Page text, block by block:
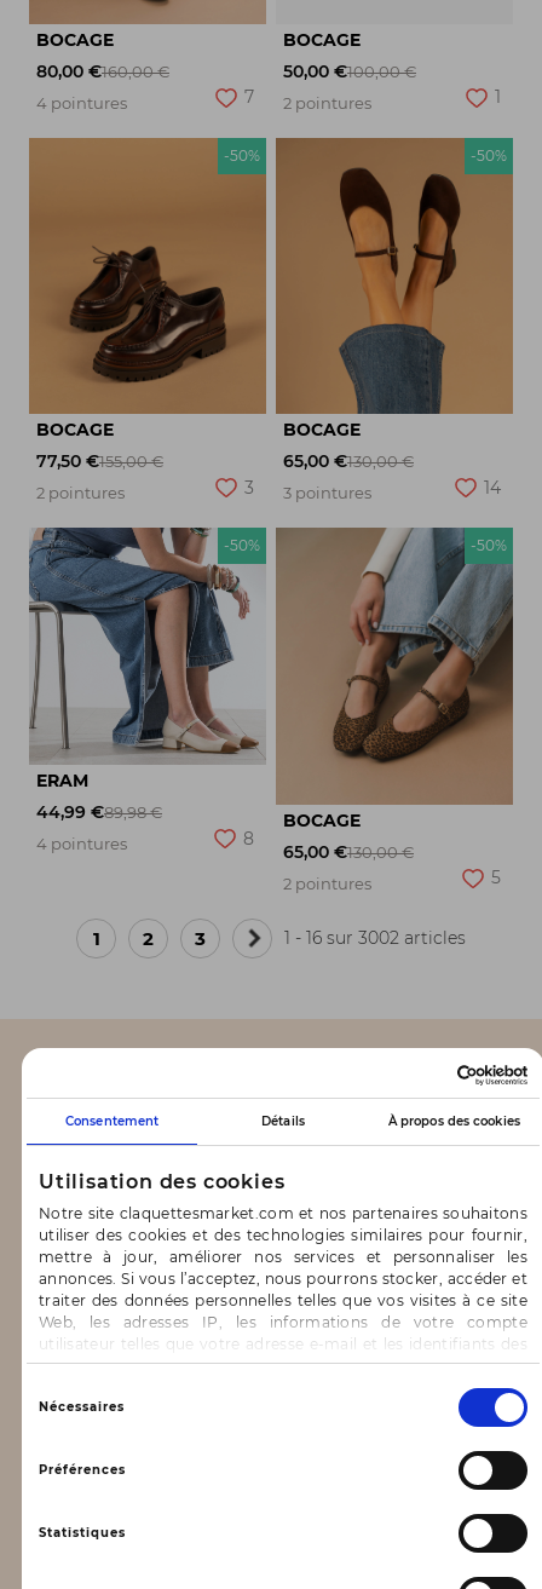
Consentement Détails À propos des cookies
Utilisation des cookies
Notre site claquettesmarket.com et nos partenaires souhaitons
utiliser des cookies et des technologies similaires pour fournir,
mettre à jour, améliorer nos services et personnaliser les
annonces. Si vous l’acceptez, nous pourrons stocker, accéder et
traiter des données personnelles telles que vos visites à ce site
Web, les adresses IP, les informations de votre compte
utilisateur telles que votre adresse e-mail et les identifiants des
cookies.
Vous avez le choix d’« Accepter » pour consentir à ces
utilisations, de « Refuser » pour vous y opposer ou
de sélectionner vos préférences concernant chaque catégorie
de cookie en cliquant sur « Valider la sélection » pour valider vos
options. Vous pouvez à tout moment modifier vos préférences
Nécessaires
Préférences
Statistiques
BOCAGE
80,00 €160,00 €
4 pointures
7
BOCAGE
50,00 €100,00 €
2 pointures
1
-50%
BOCAGE
77,50 €155,00 €
2 pointures
3
-50%
BOCAGE
65,00 €130,00 €
3 pointures
14
-50%
ERAM
44,99 €89,98 €
4 pointures
8
-50%
BOCAGE
65,00 €130,00 €
2 pointures
5
1 2 3
Page
1 - 16 sur 3002 articles
CLAQUETTES MARKET
Blog
CONTACT & AIDE
FAQ
Nous contacter
INFORMATIONS
Mentions légales
Données personnelles, vie privée